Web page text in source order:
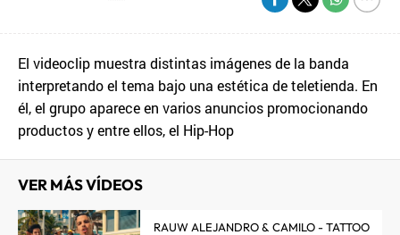
El videoclip muestra distintas imágenes de la banda
interpretando el tema bajo una estética de teletienda. En
él, el grupo aparece en varios anuncios promocionando
productos y entre ellos, el Hip-Hop
VER MÁS VÍDEOS
RAUW ALEJANDRO & CAMILO - TATTOO